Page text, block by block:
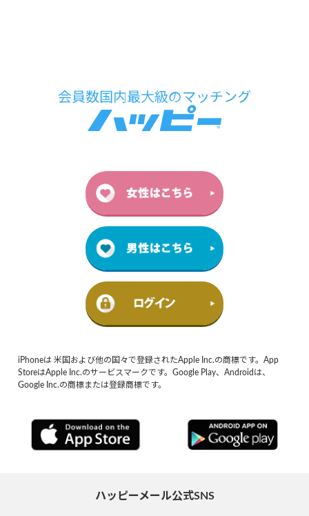
iPhoneは 米国および他の国々で登録されたApple Inc.の商標です。App
StoreはApple Inc.のサービスマークです。Google Play、Androidは、
Google Inc.の商標または登録商標です。
ハッピーメール公式SNS